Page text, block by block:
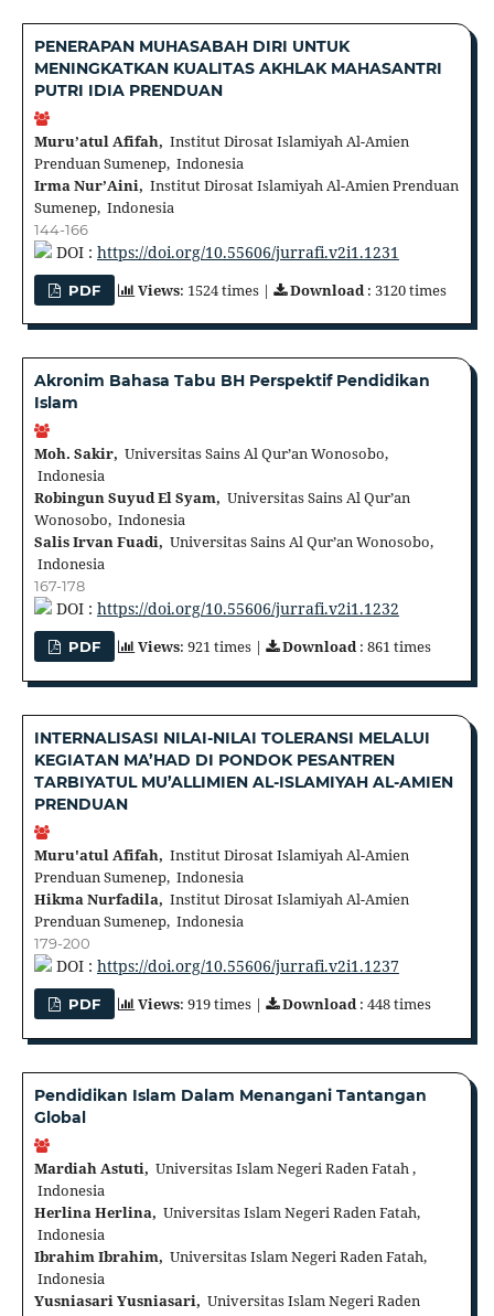
PENERAPAN MUHASABAH DIRI UNTUK
MENINGKATKAN KUALITAS AKHLAK MAHASANTRI
PUTRI IDIA PRENDUAN
Muru’atul Afifah, Institut Dirosat Islamiyah Al-Amien
Prenduan Sumenep, Indonesia
Irma Nur’Aini, Institut Dirosat Islamiyah Al-Amien Prenduan
Sumenep, Indonesia
144-166
DOI : https://doi.org/10.55606/jurrafi.v2i1.1231
PDF Views: 1524 times | Download: 3120 times
Akronim Bahasa Tabu BH Perspektif Pendidikan
Islam
Moh. Sakir, Universitas Sains Al Qur’an Wonosobo,
Indonesia
Robingun Suyud El Syam, Universitas Sains Al Qur’an
Wonosobo, Indonesia
Salis Irvan Fuadi, Universitas Sains Al Qur’an Wonosobo,
Indonesia
167-178
DOI : https://doi.org/10.55606/jurrafi.v2i1.1232
PDF Views: 921 times | Download: 861 times
INTERNALISASI NILAI-NILAI TOLERANSI MELALUI
KEGIATAN MA’HAD DI PONDOK PESANTREN
TARBIYATUL MU’ALLIMIEN AL-ISLAMIYAH AL-AMIEN
PRENDUAN
Muru'atul Afifah, Institut Dirosat Islamiyah Al-Amien
Prenduan Sumenep, Indonesia
Hikma Nurfadila, Institut Dirosat Islamiyah Al-Amien
Prenduan Sumenep, Indonesia
179-200
DOI : https://doi.org/10.55606/jurrafi.v2i1.1237
PDF Views: 919 times | Download: 448 times
Pendidikan Islam Dalam Menangani Tantangan
Global
Mardiah Astuti, Universitas Islam Negeri Raden Fatah ,
Indonesia
Herlina Herlina, Universitas Islam Negeri Raden Fatah,
Indonesia
Ibrahim Ibrahim, Universitas Islam Negeri Raden Fatah,
Indonesia
Yusniasari Yusniasari, Universitas Islam Negeri Raden